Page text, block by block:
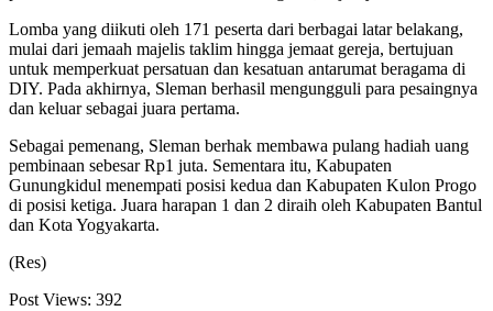
Lomba yang diikuti oleh 171 peserta dari berbagai latar belakang,
mulai dari jemaah majelis taklim hingga jemaat gereja, bertujuan
untuk memperkuat persatuan dan kesatuan antarumat beragama di
DIY. Pada akhirnya, Sleman berhasil mengungguli para pesaingnya
dan keluar sebagai juara pertama.
Sebagai pemenang, Sleman berhak membawa pulang hadiah uang
pembinaan sebesar Rp1 juta. Sementara itu, Kabupaten
Gunungkidul menempati posisi kedua dan Kabupaten Kulon Progo
di posisi ketiga. Juara harapan 1 dan 2 diraih oleh Kabupaten Bantul
dan Kota Yogyakarta.
(Res)
Post Views: 392